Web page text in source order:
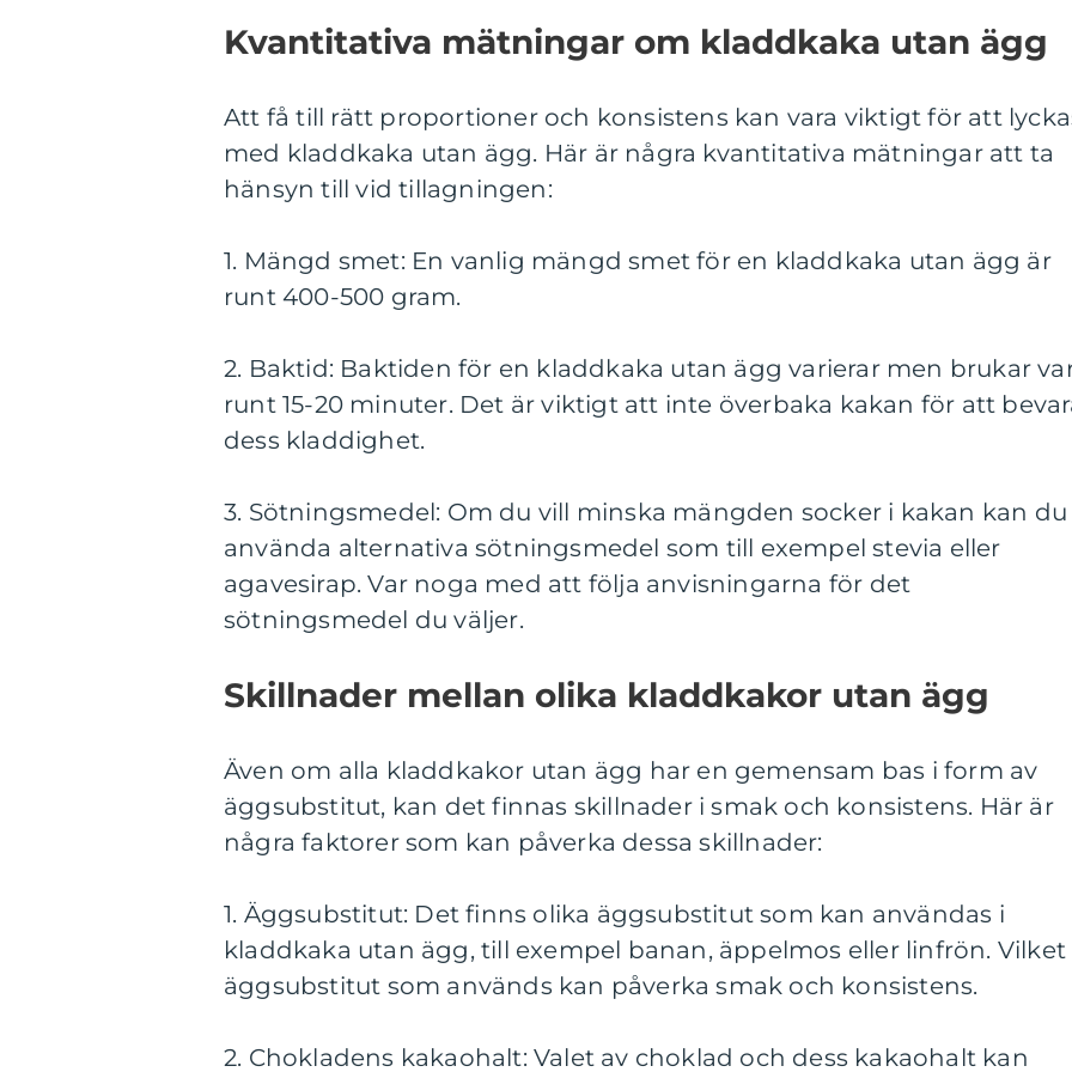
Kvantitativa mätningar om kladdkaka utan ägg
Att få till rätt proportioner och konsistens kan vara viktigt för att
med kladdkaka utan ägg. Här är några kvantitativa mätningar att ta
hänsyn till vid tillagningen:
1. Mängd smet: En vanlig mängd smet för en kladdkaka utan ägg är
runt 400-500 gram.
2. Baktid: Baktiden för en kladdkaka utan ägg varierar men brukar
runt 15-20 minuter. Det är viktigt att inte överbaka kakan för att
dess kladdighet.
3. Sötningsmedel: Om du vill minska mängden socker i kakan kan du
använda alternativa sötningsmedel som till exempel stevia eller
agavesirap. Var noga med att följa anvisningarna för det
sötningsmedel du väljer.
Skillnader mellan olika kladdkakor utan ägg
Även om alla kladdkakor utan ägg har en gemensam bas i form av
äggsubstitut, kan det finnas skillnader i smak och konsistens. Här är
några faktorer som kan påverka dessa skillnader:
1. Äggsubstitut: Det finns olika äggsubstitut som kan användas i
kladdkaka utan ägg, till exempel banan, äppelmos eller linfrön. Vilket
äggsubstitut som används kan påverka smak och konsistens.
2. Chokladens kakaohalt: Valet av choklad och dess kakaohalt kan